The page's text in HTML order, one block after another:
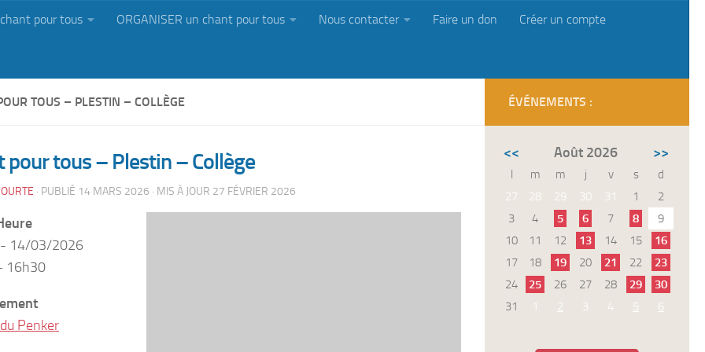
pour tous ORGANISER un chant pour tous Nous contacter Faire un don Créer un compte
TOUS – PLESTIN – COLLÈGE
pour tous – Plestin – Collège
· PUBLIÉ 14 MARS 2026 · MIS À JOUR 27 FÉVRIER 2026
- 14/03/2026
16h30
Penker
ÉVÉNEMENTS :
<< Août 2026 >>
l m m j v s
d
27
28 29 30 31 1
2
3
4 5 6 7 8
9
10
11 12 13 14 15
16
17
18 19 20 21 22
23
24
25 26 27 28 29
30
31
1 2 3 4 5 6